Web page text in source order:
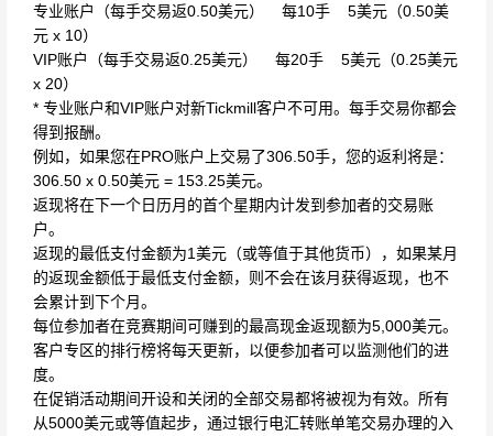
专业账户（每手交易返0.50美元） 每10手 5美元（0.50美
元 x 10）
VIP账户（每手交易返0.25美元） 每20手 5美元（0.25美元
x 20）
* 专业账户和VIP账户对新Tickmill客户不可用。每手交易你都会
得到报酬。
例如，如果您在PRO账户上交易了306.50手，您的返利将是：
306.50 x 0.50美元 = 153.25美元。
返现将在下一个日历月的首个星期内计发到参加者的交易账
户。
返现的最低支付金额为1美元（或等值于其他货币），如果某月
的返现金额低于最低支付金额，则不会在该月获得返现，也不
会累计到下个月。
每位参加者在竞赛期间可赚到的最高现金返现额为5,000美元。
客户专区的排行榜将每天更新，以便参加者可以监测他们的进
度。
在促销活动期间开设和关闭的全部交易都将被视为有效。所有
从5000美元或等值起步，通过银行电汇转账单笔交易办理的入